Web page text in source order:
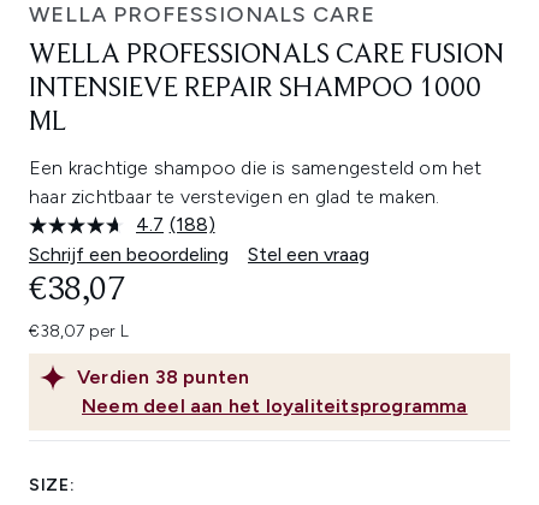
WELLA PROFESSIONALS CARE
WELLA PROFESSIONALS CARE FUSION
INTENSIEVE REPAIR SHAMPOO 1000
ML
Een krachtige shampoo die is samengesteld om het
haar zichtbaar te verstevigen en glad te maken.
4.7 Lees
188
beoordelingen.
(188)
Schrijf een beoordeling
Stel een vraag
Verdien 38 punten
Neem deel aan het loyaliteitsprogramma
€38,07
€38,07 per L
SIZE: